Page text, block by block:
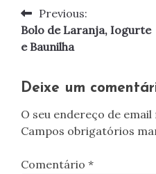
Navegação
de
Previous:
Bolo de Laranja, Iogurte
e Baunilha
Deixe um
O seu endereço de
Campos obrigatórios
Comentário *